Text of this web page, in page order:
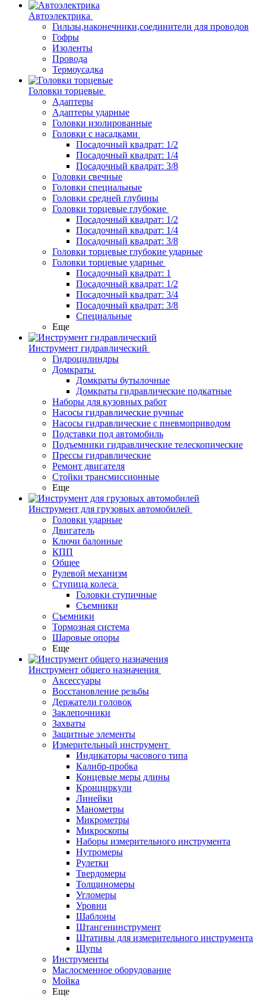
Автоэлектрика
Гильзы,наконечники,соединители для проводов
Гофры
Изоленты
Провода
Термоусадка
Головки торцевые
Адаптеры
Адаптеры ударные
Головки изолированные
Головки с насадками
Посадочный квадрат: 1/2
Посадочный квадрат: 1/4
Посадочный квадрат: 3/8
Головки свечные
Головки специальные
Головки средней глубины
Головки торцевые глубокие
Посадочный квадрат: 1/2
Посадочный квадрат: 1/4
Посадочный квадрат: 3/8
Головки торцевые глубокие ударные
Головки торцевые ударные
Посадочный квадрат: 1
Посадочный квадрат: 1/2
Посадочный квадрат: 3/4
Посадочный квадрат: 3/8
Специальные
Еще
Инструмент гидравлический
Гидроцилиндры
Домкраты
Домкраты бутылочные
Домкраты гидравлические подкатные
Наборы для кузовных работ
Насосы гидравлические ручные
Насосы гидравлические с пневмоприводом
Подставки под автомобиль
Подъемники гидравлические телескопические
Прессы гидравлические
Ремонт двигателя
Стойки трансмиссионные
Еще
Инструмент для грузовых автомобилей
Головки ударные
Двигатель
Ключи балонные
КПП
Общее
Рулевой механизм
Ступица колеса
Головки ступичные
Съемники
Съемники
Тормозная система
Шаровые опоры
Еще
Инструмент общего назначения
Аксессуары
Восстановление резьбы
Держатели головок
Заклепочники
Захваты
Защитные элементы
Измерительный инструмент
Индикаторы часового типа
Калибр-пробка
Концевые меры длины
Кронциркули
Линейки
Манометры
Микрометры
Микроскопы
Наборы измерительного инструмента
Нутромеры
Рулетки
Твердомеры
Толщиномеры
Угломеры
Уровни
Шаблоны
Штангенинструмент
Штативы для измерительного инструмента
Щупы
Инструменты
Маслосменное оборудование
Мойка
Еще